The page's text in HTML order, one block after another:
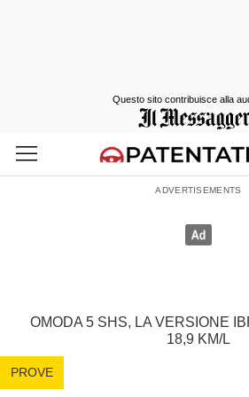
OMODA 5 SHS, LA VERSIONE
18,9 KM/L
PROVE
Questo sito contribuisce alla